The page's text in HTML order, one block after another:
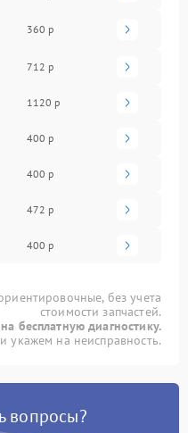
360 р
712 р
1120 р
400 р
400 р
472 р
400 р
без учета
стоимости запчастей.
бесплатную диагностику.
укажем на неисправность.
вопросы?